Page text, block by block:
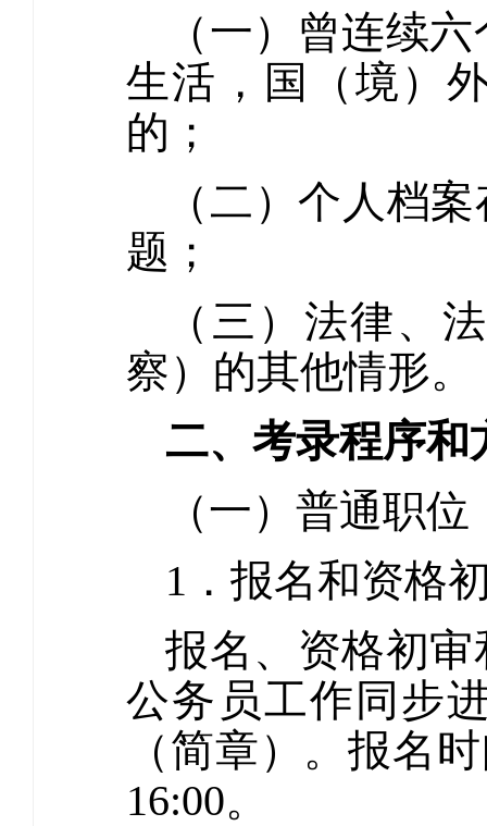
（一）曾连续
生活，国（境）
的；
（二）个人档
题；
（三）法律、
察）的其他情形。
二、考录程序和
（一）普通职
1．报名和资格
报名、资格初
公务员工作同步
（简章）。报名
16:00。